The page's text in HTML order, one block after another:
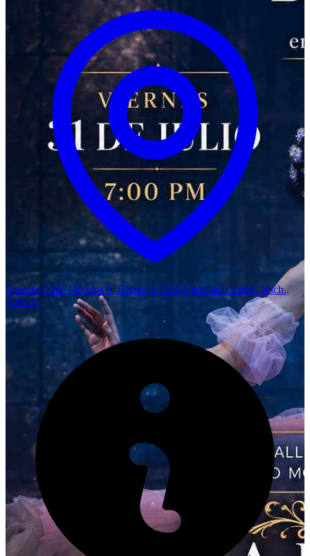
Primera Calle Morelos 9, Centro, 61250 Ejido del Centro, Mich.,
México